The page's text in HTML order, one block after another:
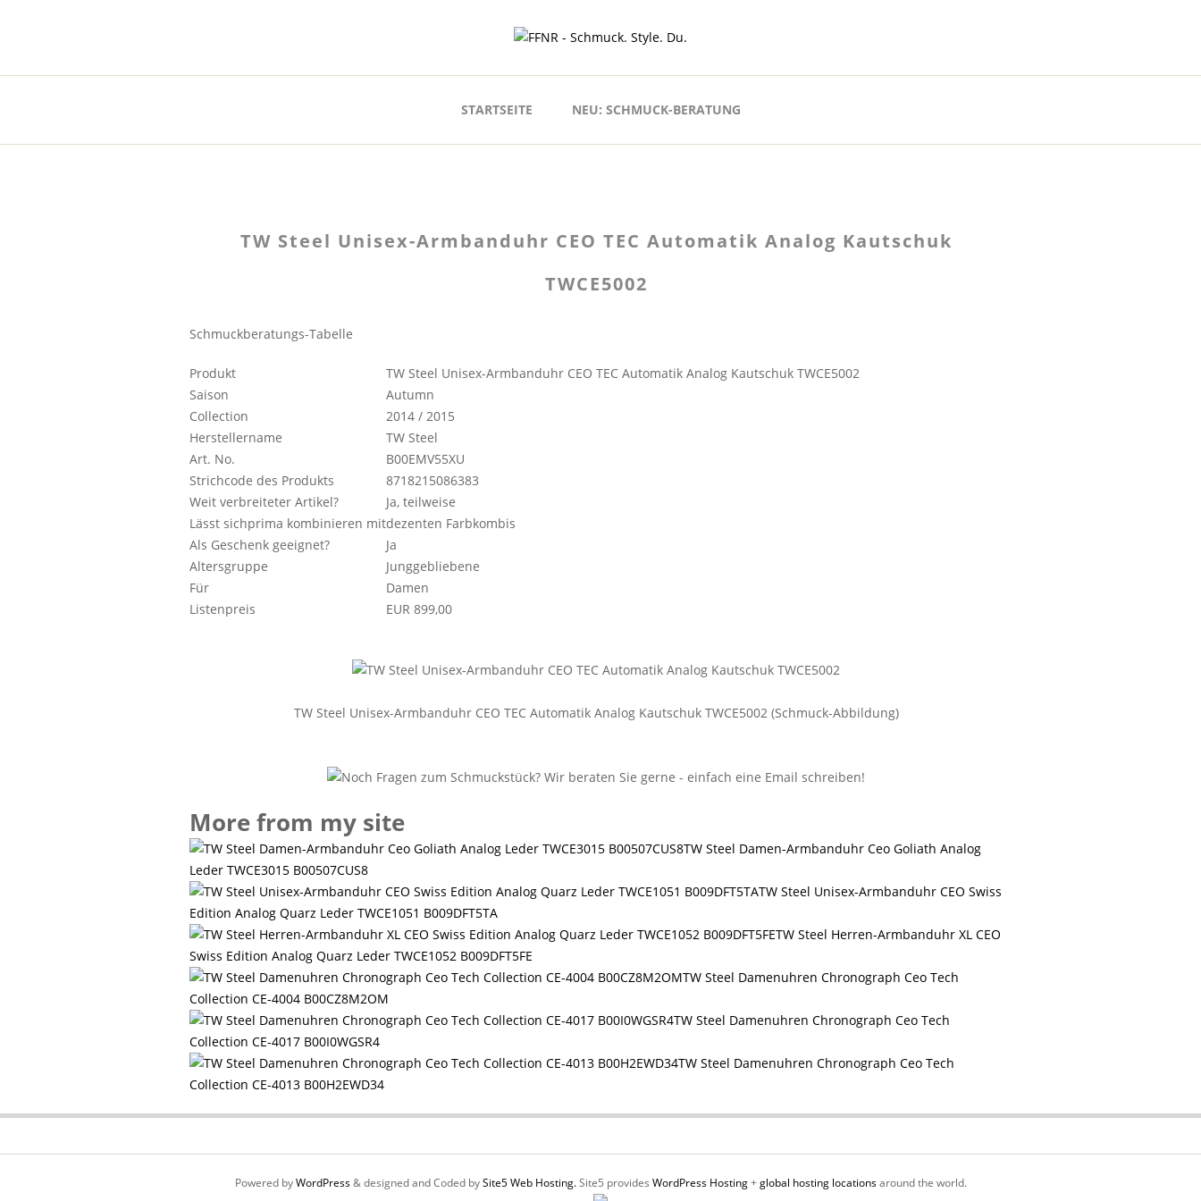
STARTSEITE NEU: SCHMUCK-BERATUNG
TW Steel Unisex-Armbanduhr CEO TEC Automatik Analog Kautschuk
TWCE5002
Schmuckberatungs-Tabelle
Produkt
TW Steel Unisex-Armbanduhr CEO TEC Automatik Analog Kautschuk TWCE5002
Saison
Autumn
Collection
2014 / 2015
Herstellername
TW Steel
Art. No.
B00EMV55XU
Strichcode des Produkts
8718215086383
Weit verbreiteter Artikel?
Ja, teilweise
Lässt sichprima kombinieren mitdezenten Farbkombis
Als Geschenk geeignet?
Ja
Altersgruppe
Junggebliebene
Für
Damen
Listenpreis
EUR 899,00
TW Steel Unisex-Armbanduhr CEO TEC Automatik Analog Kautschuk TWCE5002 (Schmuck-Abbildung)
More from my site
TW Steel Damen-Armbanduhr Ceo Goliath Analog
Leder TWCE3015 B00507CUS8
TW Steel Unisex-Armbanduhr CEO Swiss
Edition Analog Quarz Leder TWCE1051 B009DFT5TA
TW Steel Herren-Armbanduhr XL CEO
Swiss Edition Analog Quarz Leder TWCE1052 B009DFT5FE
TW Steel Damenuhren Chronograph Ceo Tech
Collection CE-4004 B00CZ8M2OM
TW Steel Damenuhren Chronograph Ceo Tech
Collection CE-4017 B00I0WGSR4
TW Steel Damenuhren Chronograph Ceo Tech
Collection CE-4013 B00H2EWD34
Powered byWordPress& designed and Coded bySite5 Web Hosting.Site5 provides WordPress Hosting+global hosting locationsaround the world.